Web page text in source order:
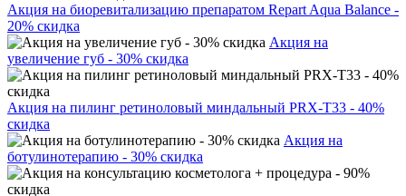
Акция на биоревитализацию препаратом Repart Aqua Balance -
20% скидка
Акция на
увеличение губ - 30% скидка
Акция на пилинг ретиноловый миндальный PRX-T33 - 40%
скидка
Акция на
ботулинотерапию - 30% скидка